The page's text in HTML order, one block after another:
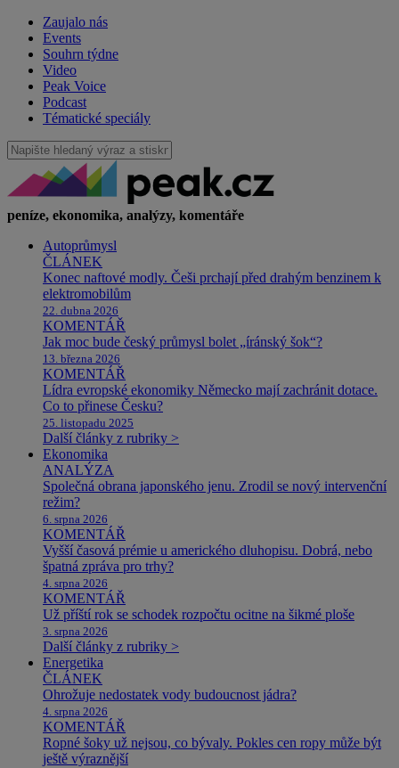
Zaujalo nás
Events
Souhrn týdne
Video
Peak Voice
Podcast
Tématické speciály
peníze, ekonomika, analýzy, komentáře
Autoprůmysl
ČLÁNEK
Konec naftové modly. Češi prchají před drahým benzinem k
elektromobilům
22. dubna 2026
KOMENTÁŘ
Jak moc bude český průmysl bolet „íránský šok“?
13. března 2026
KOMENTÁŘ
Lídra evropské ekonomiky Německo mají zachránit dotace.
Co to přinese Česku?
25. listopadu 2025
Další články z rubriky >
Ekonomika
ANALÝZA
Společná obrana japonského jenu. Zrodil se nový intervenční
režim?
6. srpna 2026
KOMENTÁŘ
Vyšší časová prémie u amerického dluhopisu. Dobrá, nebo
špatná zpráva pro trhy?
4. srpna 2026
KOMENTÁŘ
Už příští rok se schodek rozpočtu ocitne na šikmé ploše
3. srpna 2026
Další články z rubriky >
Energetika
ČLÁNEK
Ohrožuje nedostatek vody budoucnost jádra?
4. srpna 2026
KOMENTÁŘ
Ropné šoky už nejsou, co bývaly. Pokles cen ropy může být
ještě výraznější